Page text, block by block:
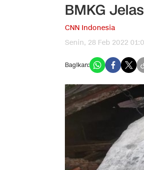
BMKG
CNN Indonesia
Senin, 28 Feb 2022
Bagikan: